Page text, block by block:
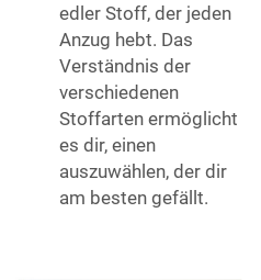
edler Stoff, der jeden
Anzug hebt. Das
Verständnis der
verschiedenen
Stoffarten ermöglicht
es dir, einen
auszuwählen, der dir
am besten gefällt.